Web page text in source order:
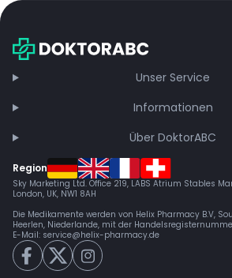
Unser Service
Informationen
Über DoktorABC
Region
Sky Marketing Ltd. Office 219, LABS Atrium Stables
London, UK, NW1 8AH
Die Medikamente werden von Helix Pharmacy B.V,
Heerlen, Niederlande, mit der
E-Mail: service@helix-pharmacy.de